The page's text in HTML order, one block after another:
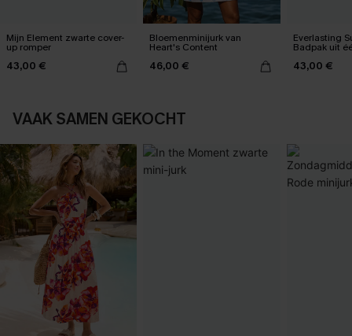
Mijn Element zwarte cover-
up romper
43,00 €
Bloemenminijurk van
Heart's Content
46,00 €
Everlasting
Badpak uit
43,00 €
VAAK SAMEN GEKOCHT